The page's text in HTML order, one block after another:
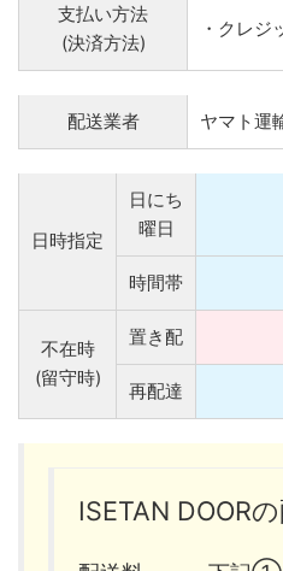
支払い方法
(決済方法)
・クレジ
配送業者 ヤマト運
日時指定
日にち
曜日
時間帯
不在時
(留守時)
置き配
再配達
ISETAN DOOR